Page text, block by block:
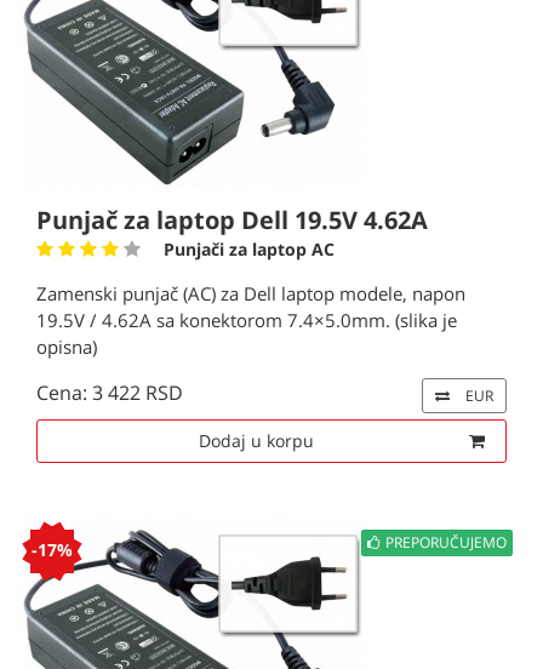
Punjač za laptop Dell 19.5V 4.62A
Punjači za laptop AC
Zamenski punjač (AC) za Dell laptop modele, napon
19.5V / 4.62A sa konektorom 7.4×5.0mm. (slika je
opisna)
Cena: 3 422 RSD EUR
Dodaj u korpu
PREPORUČUJEMO
-17%